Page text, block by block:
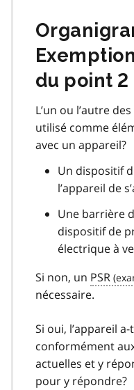
du point 2
L’un ou l’autre
utilisé comme
avec un appareil?
Un dispositif
l’appareil de
Une barrière
dispositif de
électrique à
Si non, un PSR
nécessaire.
Si oui, l’appareil
conformément
actuelles et y
pour y répondre?